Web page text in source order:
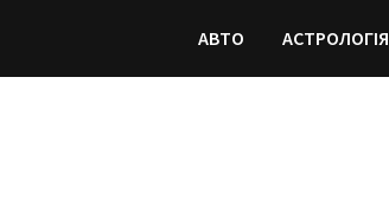
АВТО АСТРОЛОГІЯ